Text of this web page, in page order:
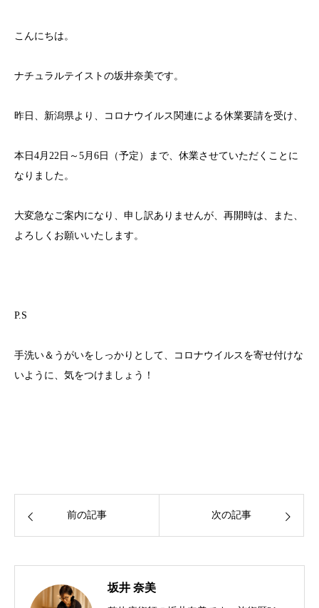
こんにちは。
ナチュラルテイストの坂井奈美です。
昨日、新潟県より、コロナウイルス関連による休業要請を受け、
本日4月22日～5月6日（予定）まで、休業させていただくことに
なりました。
大変急なご案内になり、申し訳ありませんが、再開時は、また、
よろしくお願いいたします。
P.S
手洗い＆うがいをしっかりとして、コロナウイルスを寄せ付けな
いように、気をつけましょう！
前の記事 次の記事
坂井 奈美